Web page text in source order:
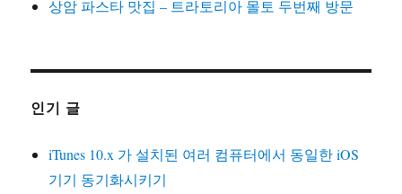
상암 파스타 맛집 – 트라토리아 몰토 두번째 방문
인기 글
iTunes 10.x 가 설치된 여러 컴퓨터에서 동일한 iOS
기기 동기화시키기